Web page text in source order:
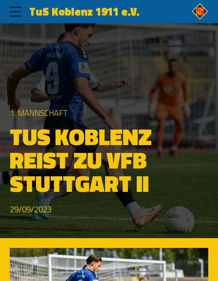
TuS Koblenz 1911 e.V.
1. MANNSCHAFT
TUS KOBLENZ
REIST ZU VFB
STUTTGART II
29/09/2023